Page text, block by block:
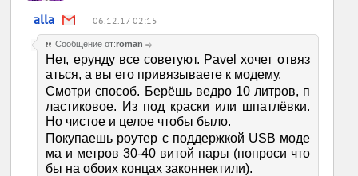
alla 06.12.17 02:15
Сообщение от:roman
Нет, ерунду все советуют. Pavel хочет отвяз
аться, а вы его привязываете к модему.
Смотри способ. Берёшь ведро 10 литров, п
ластиковое. Из под краски или шпатлёвки.
Но чистое и целое чтобы было.
Покупаешь роутер с поддержкой USB моде
ма и метров 30-40 витой пары (попроси что
бы на обоих концах законнектили).